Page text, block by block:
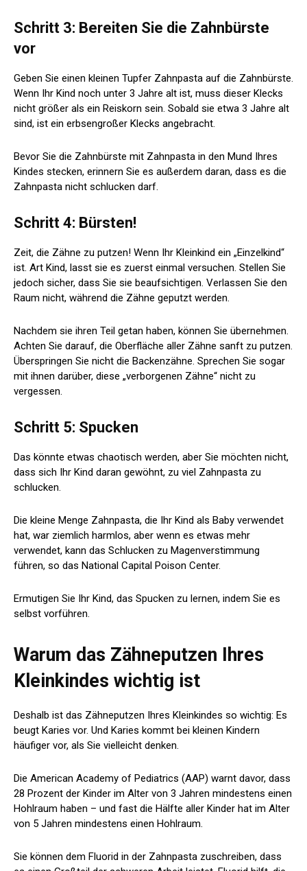
Schritt 3: Bereiten Sie die Zahnbürste
vor
Geben Sie einen kleinen Tupfer Zahnpasta auf die Zahnbürste.
Wenn Ihr Kind noch unter 3 Jahre alt ist, muss dieser Klecks
nicht größer als ein Reiskorn sein. Sobald sie etwa 3 Jahre alt
sind, ist ein erbsengroßer Klecks angebracht.
Bevor Sie die Zahnbürste mit Zahnpasta in den Mund Ihres
Kindes stecken, erinnern Sie es außerdem daran, dass es die
Zahnpasta nicht schlucken darf.
Schritt 4: Bürsten!
Zeit, die Zähne zu putzen! Wenn Ihr Kleinkind ein „Einzelkind“
ist. Art Kind, lasst sie es zuerst einmal versuchen. Stellen Sie
jedoch sicher, dass Sie sie beaufsichtigen. Verlassen Sie den
Raum nicht, während die Zähne geputzt werden.
Nachdem sie ihren Teil getan haben, können Sie übernehmen.
Achten Sie darauf, die Oberfläche aller Zähne sanft zu putzen.
Überspringen Sie nicht die Backenzähne. Sprechen Sie sogar
mit ihnen darüber, diese „verborgenen Zähne“ nicht zu
vergessen.
Schritt 5: Spucken
Das könnte etwas chaotisch werden, aber Sie möchten nicht,
dass sich Ihr Kind daran gewöhnt, zu viel Zahnpasta zu
schlucken.
Die kleine Menge Zahnpasta, die Ihr Kind als Baby verwendet
hat, war ziemlich harmlos, aber wenn es etwas mehr
verwendet, kann das Schlucken zu Magenverstimmung
führen, so das National Capital Poison Center.
Ermutigen Sie Ihr Kind, das Spucken zu lernen, indem Sie es
selbst vorführen.
Warum das Zähneputzen Ihres
Kleinkindes wichtig ist
Deshalb ist das Zähneputzen Ihres Kleinkindes so wichtig: Es
beugt Karies vor. Und Karies kommt bei kleinen Kindern
häufiger vor, als Sie vielleicht denken.
Die American Academy of Pediatrics (AAP) warnt davor, dass
28 Prozent der Kinder im Alter von 3 Jahren mindestens einen
Hohlraum haben – und fast die Hälfte aller Kinder hat im Alter
von 5 Jahren mindestens einen Hohlraum.
Sie können dem Fluorid in der Zahnpasta zuschreiben, dass